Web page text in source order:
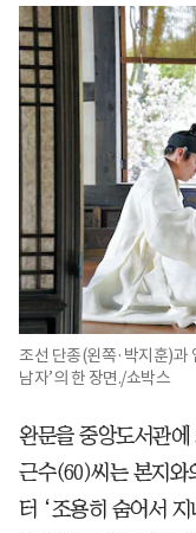
조선 단종(왼쪽·박지훈)과
남자’의 한 장면./쇼박스
완문을 중앙도서관
근수(60)씨는 본지와
터 ‘조용히 숨어서